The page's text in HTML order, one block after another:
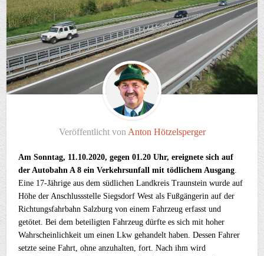
Veröffentlicht von Anton Hötzelsperger
Am Sonntag, 11.10.2020, gegen 01.20 Uhr, ereignete sich auf
der Autobahn A 8 ein Verkehrsunfall mit tödlichem Ausgang.
Eine 17-Jährige aus dem südlichen Landkreis Traunstein wurde auf
Höhe der Anschlussstelle Siegsdorf West als Fußgängerin auf der
Richtungsfahrbahn Salzburg von einem Fahrzeug erfasst und
getötet. Bei dem beteiligten Fahrzeug dürfte es sich mit hoher
Wahrscheinlichkeit um einen Lkw gehandelt haben. Dessen Fahrer
setzte seine Fahrt, ohne anzuhalten, fort. Nach ihm wird